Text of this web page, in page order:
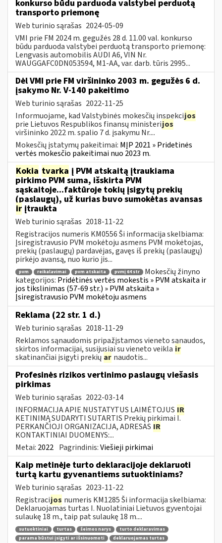
konkurso būdu parduoda valstybei perduotą
transporto priemonę
Web turinio sąrašas 2024-05-09
VMI prie FM 2024 m. gegužės 28 d. 11.00 val. konkurso
būdu parduoda valstybei perduotą transporto priemonę:
Lengvasis automobilis AUDI A6, VIN Nr.
WAUGGAFC0DN053594, M1-AA, var. darb. tūris 2995...
Dėl VMI prie FM viršininko 2003 m. gegužės 6 d.
įsakymo Nr. V-140 pakeitimo
Web turinio sąrašas 2022-11-25
Informuojame, kad Valstybinės mokesčių inspekcijos
prie Lietuvos Respublikos finansų ministerijos
viršininko 2022 m. spalio 7 d. įsakymu Nr....
Mokesčių įstatymų pakeitimai: MĮP 2021 » Pridetinės
vertės mokesčio pakeitimai nuo 2023 m.
Kokia tvarka į PVM atskaitą įtraukiama
pirkimo PVM suma, išskirta PVM
sąskaitoje...faktūroje tokių įsigytų prekių
(paslaugų), už kurias buvo sumokėtas avansas
ir įtraukta
Web turinio sąrašas 2018-11-22
Registracijos numeris KM0556 Ši informacija skelbiama:
Įsiregistravusio PVM mokėtoju asmens PVM mokėtojas,
prekių (paslaugų) pardavėjas, gavęs iš prekių (paslaugų)
pirkėjo avansą, nuo kurio jis...
pvm reikalavimai pvm atskaita pvmį 64 str
Mokesčių žinyno
kategorijos: Pridėtinės vertės mokestis » PVM atskaita ir
jos tikslinimas (57-69 str.) » PVM atskaita »
Įsiregistravusio PVM mokėtoju asmens
Reklama (22 str. 1 d.)
Web turinio sąrašas 2018-11-29
Reklamos sąnaudomis pripažįstamos vieneto sąnaudos,
skirtos informacijai, susijusiai su vieneto veikla ir
skatinančiai įsigyti prekių ar naudotis...
Profesinės rizikos vertinimo paslaugų viešasis
pirkimas
Web turinio sąrašas 2022-03-14
INFORMACIJA APIE NUSTATYTUS LAIMĖTOJUS IR
KETINIMĄ SUDARYTI SUTARTIS Prekių pirkimai I.
PERKANČIOJI ORGANIZACIJA, ADRESAS IR
KONTAKTINIAI DUOMENYS:...
Metai: 2022 Pagrindinis:Viešieji pirkimai
Kaip metinėje turto deklaracijoje deklaruoti
turtą kartu gyvenantiems sutuoktiniams?
Web turinio sąrašas 2023-11-22
Registracijos numeris KM1285 Ši informacija skelbiama:
Deklaruojamas turtas I. Nuolatiniai Lietuvos gyventojai
sulaukę 18 m., taip pat sulaukę 18 m....
sutuoktiniai turtas šeimos narys
turto deklaravimas
parama būstui įsigyti ar išsinuomoti
deklaruojamas turtas